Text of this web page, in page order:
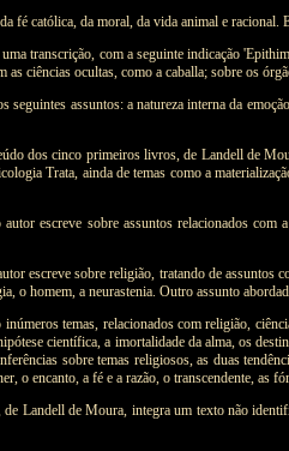
fé católica, da moral, da vida animal e
transcrição, com a seguinte indicação
as ciências ocultas, como a caballa; sobre os
assuntos: a natureza interna da
dos cinco primeiros livros, de Landell de
Trata, ainda de temas como a
escreve sobre assuntos relacionados
escreve sobre religião, tratando de assuntos
o homem, a neurastenia. Outro assunto
temas, relacionados com religião,
científica, a imortalidade da alma, os
sobre temas religiosos, as duas
o encanto, a fé e a razão, o transcendente, as
Landell de Moura, integra um texto não